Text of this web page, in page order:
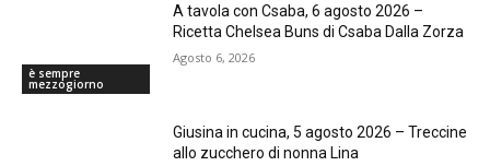
è sempre
mezzogiorno
A tavola con Csaba, 6 agosto 2026 –
Ricetta Chelsea Buns di Csaba Dalla Zorza
Agosto 6, 2026
Giusina in cucina, 5 agosto 2026 – Treccine
allo zucchero di nonna Lina